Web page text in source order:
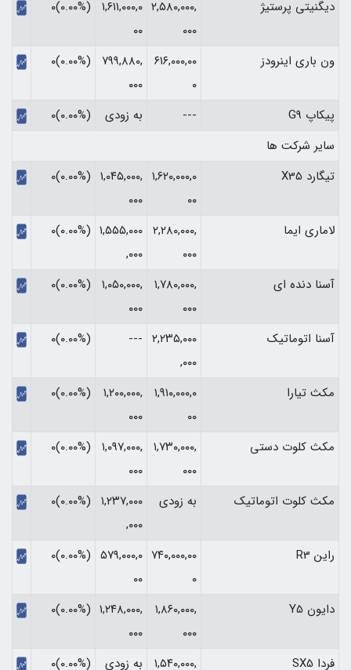
دیگنیتی پرستیژ
۲,۵۸۰,۰۰۰,
۰۰۰
۱,۶۱۱,۰۰۰,۰
۰۰
(۰.۰۰%)۰
ون باری اینرودز
۶۱۶,۰۰۰,۰۰
۰
۷۹۹,۸۸۰,
۰۰۰
(۰.۰۰%)۰
پیکاپ G9 --- به زودی
(۰.۰۰%)۰
سایر شرکت ها
تیگارد X35
۱,۶۲۰,۰۰۰,۰
۰۰
۱,۰۴۵,۰۰۰,
۰۰۰
(۰.۰۰%)۰
لاماری ایما
۲,۲۸۰,۰۰۰,
۰۰۰
۱,۵۵۵,۰۰۰
,۰۰۰
(۰.۰۰%)۰
آسنا دنده ای
۱,۷۸۰,۰۰۰,
۰۰۰
۱,۰۵۰,۰۰۰,
۰۰۰
(۰.۰۰%)۰
آسنا اتوماتیک
۲,۲۳۵,۰۰۰
,۰۰۰
--- (۰.۰۰%)۰
مکث تیارا
۱,۹۱۰,۰۰۰,۰
۰۰
۱,۲۰۰,۰۰۰,
۰۰۰
(۰.۰۰%)۰
مکث کلوت دستی
۱,۷۳۰,۰۰۰,
۰۰۰
۱,۰۹۷,۰۰۰,
۰۰۰
(۰.۰۰%)۰
مکث کلوت اتوماتیک به زودی
۱,۲۳۷,۰۰۰
,۰۰۰
(۰.۰۰%)۰
راین R3
۷۴۰,۰۰۰,۰۰
۰
۵۷۹,۰۰۰,۰
۰۰
(۰.۰۰%)۰
دایون Y5
۱,۸۶۰,۰۰۰,
۰۰۰
۱,۲۴۸,۰۰۰,
۰۰۰
(۰.۰۰%)۰
فردا SX5
۱,۵۴۰,۰۰۰,
به زودی (۰.۰۰%)۰